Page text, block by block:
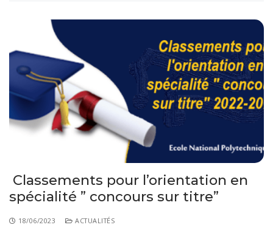
Classements pour l’orientation en
spécialité ” concours sur titre”
18/06/2023 ACTUALITÉS